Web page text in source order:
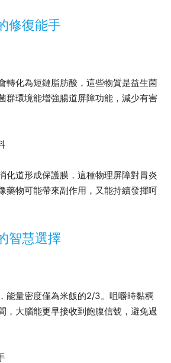
修復能手
轉化為短鏈脂肪酸，這些物質是益生菌
群環境能增強腸道屏障功能，減少有害
化道形成保護膜，這種物理屏障對胃炎
藥物可能帶來副作用，又能持續發揮呵
智慧選擇
能量密度僅為米飯的2/3。咀嚼時黏稠
，大腦能更早接收到飽腹信號，避免過